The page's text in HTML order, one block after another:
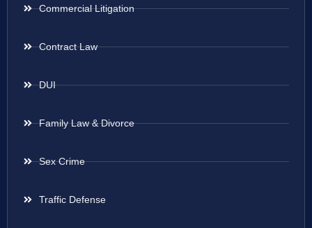
Commercial Litigation
Contract Law
DUI
Family Law & Divorce
Sex Crime
Traffic Defense